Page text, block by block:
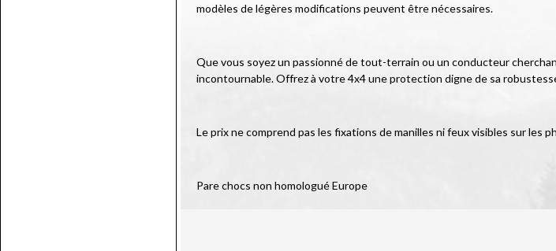
modèles de légères modifications peuvent être nécessaires.
Que vous soyez un passionné de tout-terrain ou un conducteur
incontournable. Offrez à votre 4x4 une protection digne de sa
Le prix ne comprend pas les fixations de manilles ni feux visibles sur les
Pare chocs non homologué Europe